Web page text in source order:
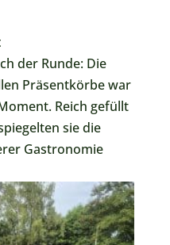
der Runde: Die
Präsentkörbe war
Reich gefüllt
sie die
Gastronomie